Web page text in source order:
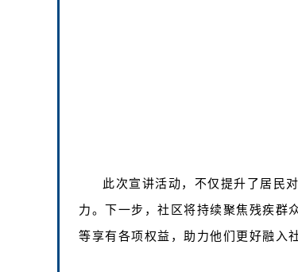
此次宣讲活动，不仅提升了居民
力。下一步，社区将持续聚焦残疾群
等享有各项权益，助力他们更好融入